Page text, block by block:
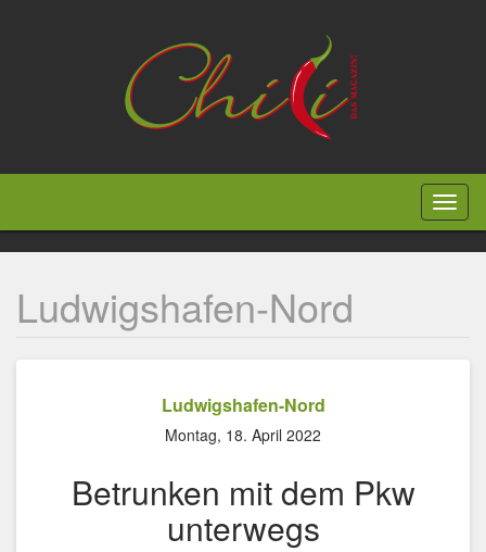
Ludwigshafen-Nord
Ludwigshafen-Nord
Montag, 18. April 2022
Betrunken mit dem Pkw
unterwegs